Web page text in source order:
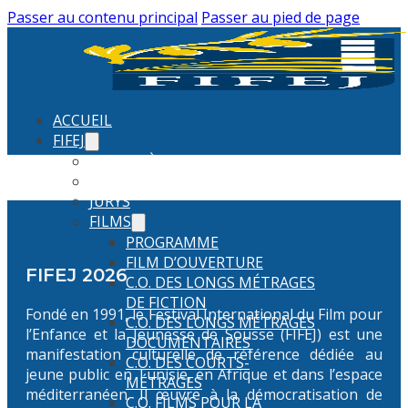
Passer au contenu principal Passer au pied de page
ACCUEIL
FIFEJ
PALMARÈS (2026)
JURYS
FILMS
PROGRAMME
FILM D’OUVERTURE
C.O. DES LONGS MÉTRAGES
DE FICTION
C.O. DES LONGS MÉTRAGES
DOCUMENTAIRES
C.O. DES COURTS-
MÉTRAGES
C.O. FILMS POUR LA
FIFEJ 2026
Fondé en 1991, le Festival International du Film pour
l’Enfance et la Jeunesse de Sousse (FIFEJ) est une
manifestation culturelle de référence dédiée au
jeune public en Tunisie, en Afrique et dans l’espace
méditerranéen. Il œuvre à la démocratisation de